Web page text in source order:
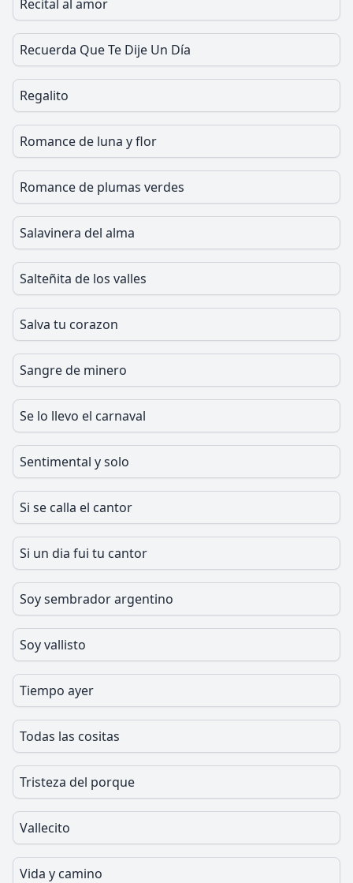
Recital al amor
Recuerda Que Te Dije Un Día
Regalito
Romance de luna y flor
Romance de plumas verdes
Salavinera del alma
Salteñita de los valles
Salva tu corazon
Sangre de minero
Se lo llevo el carnaval
Sentimental y solo
Si se calla el cantor
Si un dia fui tu cantor
Soy sembrador argentino
Soy vallisto
Tiempo ayer
Todas las cositas
Tristeza del porque
Vallecito
Vida y camino